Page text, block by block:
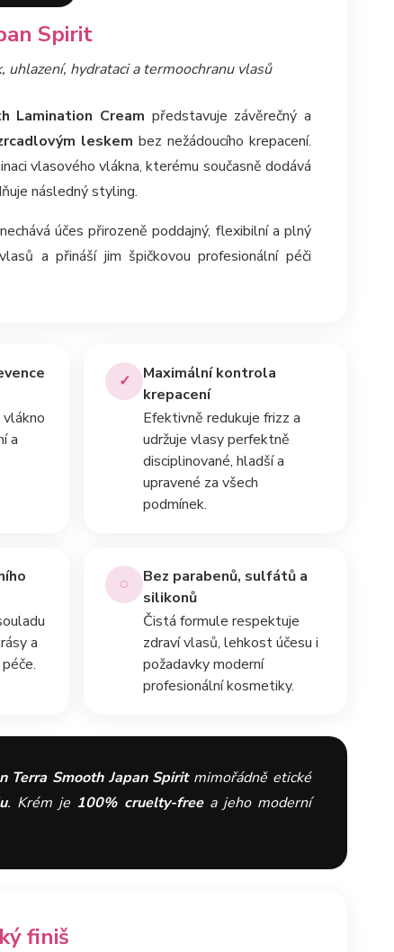
Spirit
hydrataci a termoochranu vlasů
Lamination Cream představuje závěrečný a
leskem bez nežádoucího krepacení.
vlasového vlákna, kterému současně dodává
následný styling.
účes přirozeně poddajný, flexibilní a plný
a přináší jim špičkovou profesionální péči
vlákno
a
✓
Maximální kontrola
krepacení
Efektivně redukuje frizz a
udržuje vlasy perfektně
disciplinované, hladší a
upravené za všech
podmínek.
a
◌
Bez parabenů, sulfátů a
silikonů
Čistá formule respektuje
zdraví vlasů, lehkost účesu i
požadavky moderní
profesionální kosmetiky.
Terra Smooth Japan Spiritmimořádně etické
. Krém je 100% cruelty-freea jeho moderní
finiš